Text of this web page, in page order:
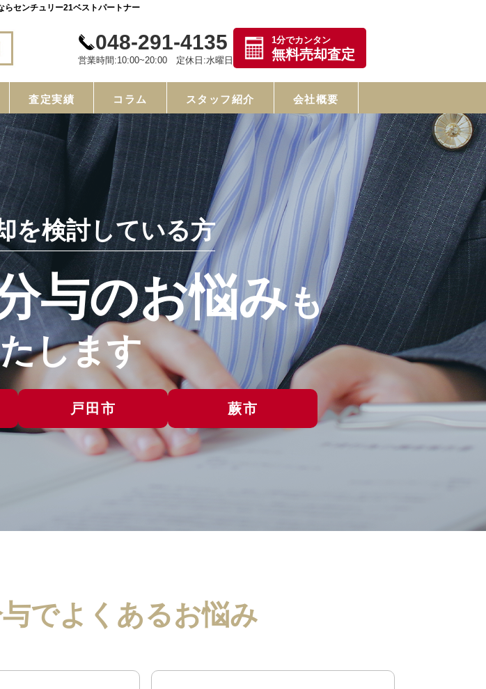
らセンチュリー21ベストパートナー
048-291-4135
営業時間:10:00~20:00 定休日:水曜日
1分でカンタン
無料売却査定
査定実績 コラム スタッフ紹介 会社概要
を検討している方
与のお悩みも
します
戸田市 蕨市
でよくあるお悩み